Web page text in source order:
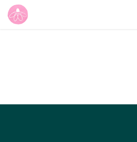
Zum Inhalt springen